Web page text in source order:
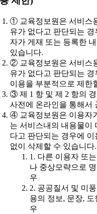
① 교육정보원은 서비스
유가 없다고 판단되는
자가 게재 또는 등록한
있습니다.
② 교육정보원은 서비스
유가 없다고 판단되는
이용을 부분적으로 제한
③ 제 1 항 및 제 2 항의
사전에 온라인을 통해서
④ 교육정보원은 이용자
는 서비스내의 내용물이
다고 판단되는 경우에 이
없이 삭제할 수 있습니다.
1. 다른 이용자 또
나 중상모략으로
우
2. 공공질서 및 미
용의 정보, 문장,
우